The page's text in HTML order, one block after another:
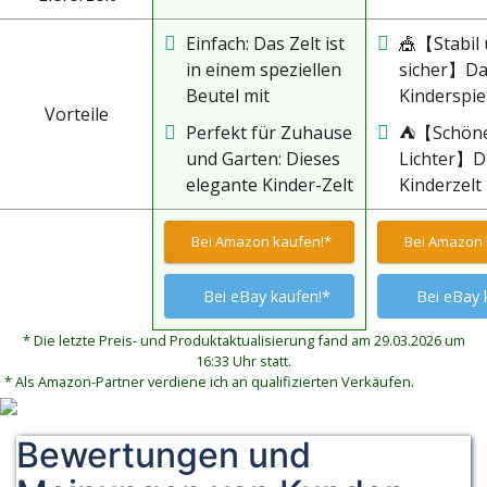
Vorteile
Einfach: Das Zelt ist
in einem speziellen
Beutel mit
Tragegriff verpackt,
was es leicht zu
transportieren und
kompakt macht.
Passt problemlos in
den Kofferraum
eines Autos. Das
Geschäft lässt sich
schnell und einfach
zusammenklappen
und wieder
Nehmen Sie einfach
das Produkt aus der
Perfekt für Zuhause
und Garten: Dieses
elegante Kinder-Zelt
wird sicher jedes
Mädchen, das von
seinem eigenen
Haus träumt,
begeistern. Kann als
Spielzeugkiste und
als Spielzelt für das
Spielen im Freien
🎪【Stabil
sicher】
besteht
das
und
und keine
enthält.
bequem,
⛺【
Lichter】
einer
als
sieht
ein
Sterne
Bei Amazon kaufen!*
Bei eBay kaufen!*
Bei
Bei eBay
* Die letzte Preis- und Produktaktualisierung fand am 29.03.2026 um
16:33 Uhr statt.
* Als Amazon-Partner verdiene ich an qualifizierten Verkäufen.
Bewertungen und